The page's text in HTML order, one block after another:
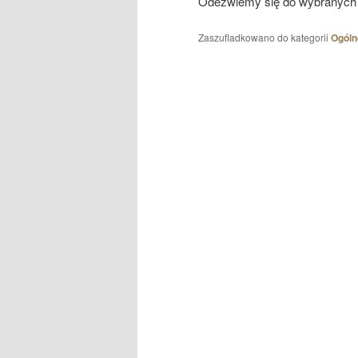
Zaszufladkowano do kategorii